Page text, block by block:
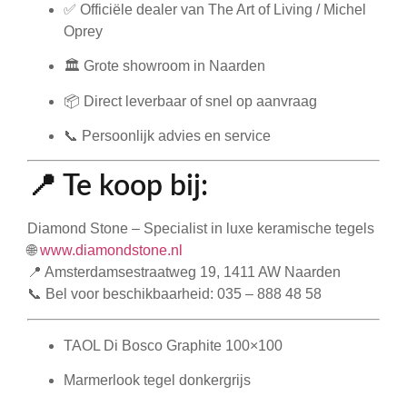
✅ Officiële dealer van The Art of Living / Michel
Oprey
🏛️ Grote showroom in Naarden
📦 Direct leverbaar of snel op aanvraag
📞 Persoonlijk advies en service
📍 Te koop bij:
Diamond Stone – Specialist in luxe keramische tegels
🌐www.diamondstone.nl
📍 Amsterdamsestraatweg 19, 1411 AW Naarden
📞 Bel voor beschikbaarheid: 035 – 888 48 58
TAOL Di Bosco Graphite 100×100
Marmerlook tegel donkergrijs